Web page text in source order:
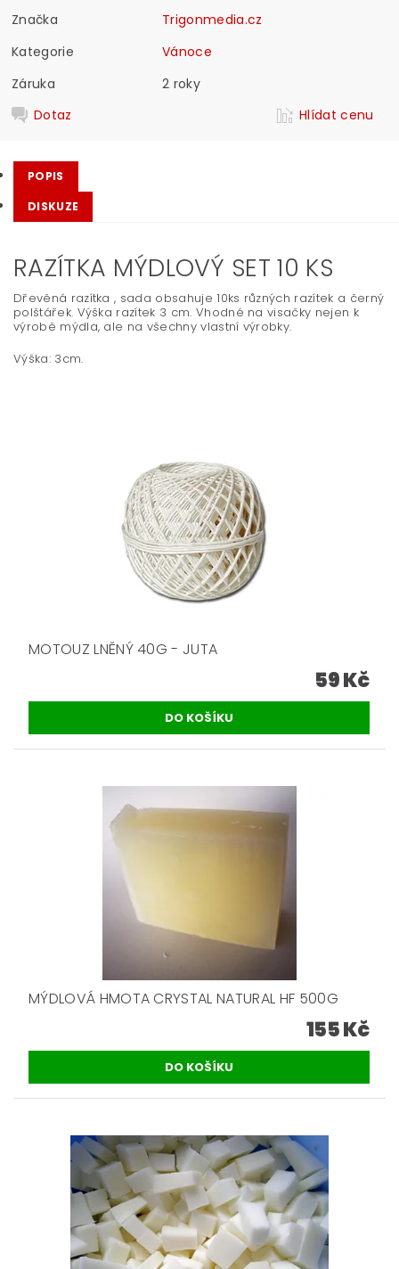
Značka
Trigonmedia.cz
Kategorie
Vánoce
Záruka
2 roky
Dotaz
Hlídat cenu
POPIS
DISKUZE
RAZÍTKA MÝDLOVÝ SET 10 KS
Dřevěná razítka , sada obsahuje 10ks různých razítek a černý
polštářek. Výška razítek 3 cm. Vhodné na visačky nejen k
výrobě mýdla, ale na všechny vlastní výrobky.
Výška: 3cm.
MOTOUZ LNĚNÝ 40G - JUTA
59 Kč
MÝDLOVÁ HMOTA CRYSTAL NATURAL HF 500G
155 Kč